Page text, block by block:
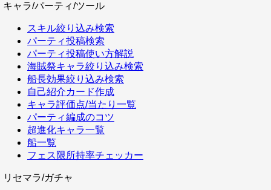
キャラ/パーティ/ツール
スキル絞り込み検索
パーティ投稿検索
パーティ投稿使い方解説
海賊祭キャラ絞り込み検索
船長効果絞り込み検索
自己紹介カード作成
キャラ評価点/当たり一覧
パーティ編成のコツ
超進化キャラ一覧
船一覧
フェス限所持率チェッカー
リセマラ/ガチャ